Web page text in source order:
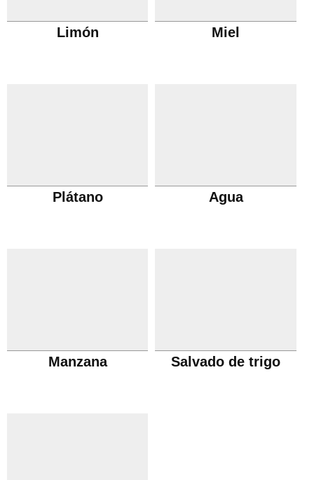
Limón Miel
Plátano Agua
Manzana Salvado de trigo